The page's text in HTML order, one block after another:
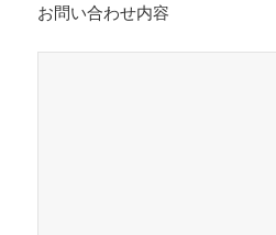
お問い合わせ内容